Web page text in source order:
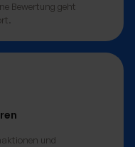
Bewertung geht
und